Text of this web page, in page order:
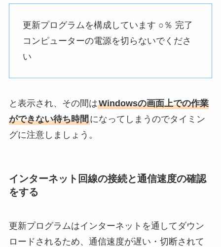
更新プログラムを構成しています ○％ 完了
コンピューターの電源を切らないでくださ
い
と表示され、その間はWindowsの画面上での作業
ができない待ち時間になってしまうのでタイミン
グに注意しましょう。
インターネット回線の接続と通信速度の確認
をする
更新プログラムはインターネットを通してダウン
ロードされるため、通信速度が遅い・切断されて